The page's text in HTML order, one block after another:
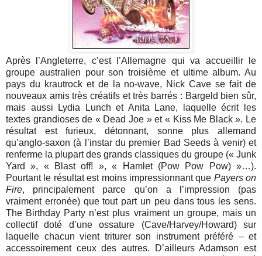
Après l’Angleterre, c’est l’Allemagne qui va accueillir le
groupe australien pour son troisième et ultime album. Au
pays du krautrock et de la no-wave, Nick Cave se fait de
nouveaux amis très créatifs et très barrés : Bargeld bien sûr,
mais aussi Lydia Lunch et Anita Lane, laquelle écrit les
textes grandioses de « Dead Joe » et « Kiss Me Black ». Le
résultat est furieux, détonnant, sonne plus allemand
qu’anglo-saxon (à l’instar du premier Bad Seeds à venir) et
renferme la plupart des grands classiques du groupe (« Junk
Yard », « Blast off! », « Hamlet (Pow Pow Pow) »…).
Pourtant le résultat est moins impressionnant que Payers on
Fire, principalement parce qu’on a l’impression (pas
vraiment erronée) que tout part un peu dans tous les sens.
The Birthday Party n’est plus vraiment un groupe, mais un
collectif doté d’une ossature (Cave/Harvey/Howard) sur
laquelle chacun vient triturer son instrument préféré – et
accessoirement ceux des autres. D’ailleurs Adamson est